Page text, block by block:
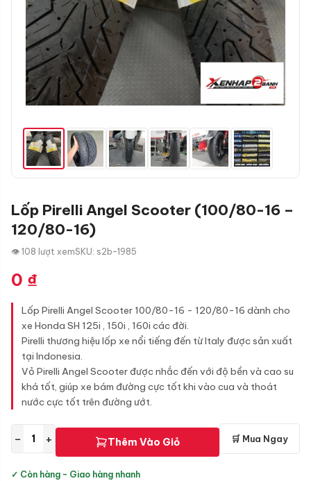
Lốp Pirelli Angel Scooter (100/80-16 –
120/80-16)
👁 108 lượt xemSKU: s2b-1985
0 ₫
Lốp Pirelli Angel Scooter 100/80-16 - 120/80-16 dành cho
xe Honda SH 125i , 150i , 160i các đời.
Pirelli thương hiệu lốp xe nổi tiếng đến từ Italy được sản xuất
tại Indonesia.
Vỏ Pirelli Angel Scooter được nhắc đến với độ bền và cao su
khá tốt, giúp xe bám đường cực tốt khi vào cua và thoát
nước cực tốt trên đường ướt.
− + Thêm Vào Giỏ 🛒 Mua Ngay
✓ Còn hàng - Giao hàng nhanh